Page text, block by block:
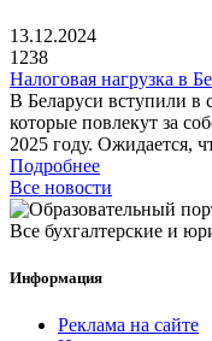
13.12.2024
1238
Налоговая нагрузка в
В Беларуси вступили в
которые повлекут за
2025 году. Ожидается,
Подробнее
Все новости
Все бухгалтерские и
Информация
Реклама на сайте